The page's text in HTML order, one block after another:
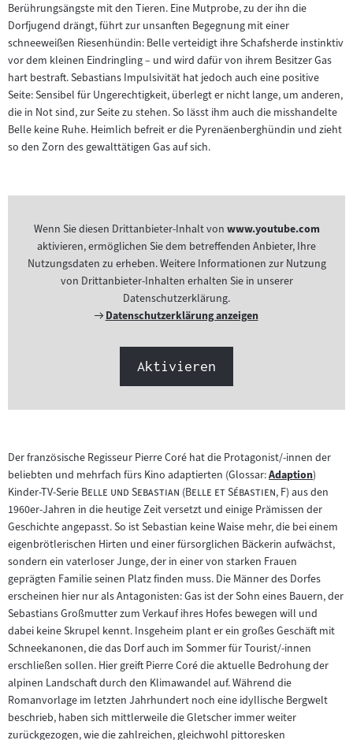
Berührungsängste mit den Tieren. Eine Mutprobe, zu der ihn die
Dorfjugend drängt, führt zur unsanften Begegnung mit einer
schneeweißen Riesenhündin: Belle verteidigt ihre Schafsherde instinktiv
vor dem kleinen Eindringling – und wird dafür von ihrem Besitzer Gas
hart bestraft. Sebastians Impulsivität hat jedoch auch eine positive
Seite: Sensibel für Ungerechtigkeit, überlegt er nicht lange, um anderen,
die in Not sind, zur Seite zu stehen. So lässt ihm auch die misshandelte
Belle keine Ruhe. Heimlich befreit er die Pyrenäenberghündin und zieht
so den Zorn des gewalttätigen Gas auf sich.
Wenn Sie diesen Drittanbieter-Inhalt von www.youtube.com
aktivieren, ermöglichen Sie dem betreffenden Anbieter, Ihre
Nutzungsdaten zu erheben. Weitere Informationen zur Nutzung
von Drittanbieter-Inhalten erhalten Sie in unserer
Datenschutzerklärung.
Externer
Datenschutzerklärung anzeigen
Aktivieren
Der französische Regisseur Pierre Coré hat die Protagonist/-innen der
beliebten und mehrfach fürs Kino adaptierten (Glossar:Zum
Inhalt:
Adaption)
Kinder-TV-Serie "Belle und Sebastian "("Belle et Sébastien", F) aus den
1960er-Jahren in die heutige Zeit versetzt und einige Prämissen der
Geschichte angepasst. So ist Sebastian keine Waise mehr, die bei einem
eigenbrötlerischen Hirten und einer fürsorglichen Bäckerin aufwächst,
sondern ein vaterloser Junge, der in einer von starken Frauen
geprägten Familie seinen Platz finden muss. Die Männer des Dorfes
erscheinen hier nur als Antagonisten: Gas ist der Sohn eines Bauern, der
Sebastians Großmutter zum Verkauf ihres Hofes bewegen will und
dabei keine Skrupel kennt. Insgeheim plant er ein großes Geschäft mit
Schneekanonen, die das Dorf auch im Sommer für Tourist/-innen
erschließen sollen. Hier greift Pierre Coré die aktuelle Bedrohung der
alpinen Landschaft durch den Klimawandel auf. Während die
Romanvorlage im letzten Jahrhundert noch eine idyllische Bergwelt
beschrieb, haben sich mittlerweile die Gletscher immer weiter
zurückgezogen, wie die zahlreichen, gleichwohl pittoresken